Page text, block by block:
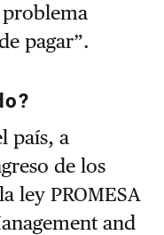
pagar”.
país, a
de los
ley PROMESA
and